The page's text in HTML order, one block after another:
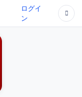
ログイ
ン